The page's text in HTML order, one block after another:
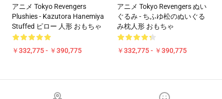
アニメ Tokyo Revengers
Plushies - Kazutora Hanemiya
Stuffed ピロー 人形 おもちゃ
￥332,775 - ￥390,775
アニメ Tokyo Revengers ぬい
ぐるみ - ちふゆ松のぬいぐる
み枕人形 おもちゃ
￥332,775 - ￥390,775